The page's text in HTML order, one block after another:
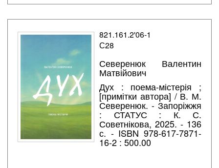
821.161.2'06-1
С28
Северенюк Валентин
Матвійович
Дух : поема-містерія ;
[примітки автора] / В. М.
Северенюк. - Запоріжжя
: СТАТУС : К. С.
Советнікова, 2025. - 136
с. - ISBN 978-617-7871-
16-2 : 500.00